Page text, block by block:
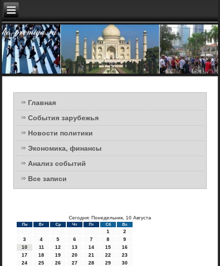
Главная
События зарубежья
Новости политики
Экономика, финансы
Анализ событий
Все записи
Сегодня: Понедельник, 10 Августа
Пн Вт Ср Чт Пт Сб Вс
1
2
3
4 5 6 7 8
9
10
11 12 13 14 15
16
17
18 19 20 21 22
23
24
25 26 27 28 29
30